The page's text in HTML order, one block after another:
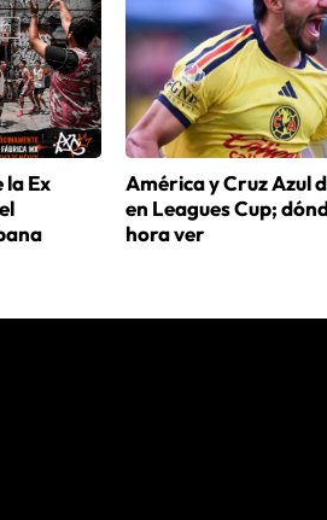
la Ex
América y Cruz Azul
en Leagues Cup;
hora ver